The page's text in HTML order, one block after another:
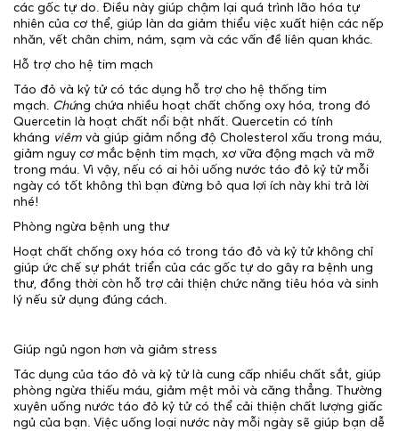
các gốc tự do. Điều này giúp chậm lại quá trình lão hóa tự
nhiên của cơ thể, giúp làn da giảm thiểu việc xuất hiện các nếp
nhăn, vết chân chim, nám, sạm và các vấn đề liên quan khác.
Hỗ trợ cho hệ tim mạch
Táo đỏ và kỷ tử có tác dụng hỗ trợ cho hệ thống tim
mạch. Chúng chứa nhiều hoạt chất chống oxy hóa, trong đó
Quercetin là hoạt chất nổi bật nhất. Quercetin có tính
kháng viêm và giúp giảm nồng độ Cholesterol xấu trong máu,
giảm nguy cơ mắc bệnh tim mạch, xơ vữa động mạch và mỡ
trong máu. Vì vậy, nếu có ai hỏi uống nước táo đỏ kỷ tử mỗi
ngày có tốt không thì bạn đừng bỏ qua lợi ích này khi trả lời
nhé!
Phòng ngừa bệnh ung thư
Hoạt chất chống oxy hóa có trong táo đỏ và kỷ tử không chỉ
giúp ức chế sự phát triển của các gốc tự do gây ra bệnh ung
thư, đồng thời còn hỗ trợ cải thiện chức năng tiêu hóa và sinh
lý nếu sử dụng đúng cách.
Giúp ngủ ngon hơn và giảm stress
Tác dụng của táo đỏ và kỷ tử là cung cấp nhiều chất sắt, giúp
phòng ngừa thiếu máu, giảm mệt mỏi và căng thẳng. Thường
xuyên uống nước táo đỏ kỷ tử có thể cải thiện chất lượng giấc
ngủ của bạn. Việc uống loại nước này mỗi ngày sẽ giúp bạn dễ